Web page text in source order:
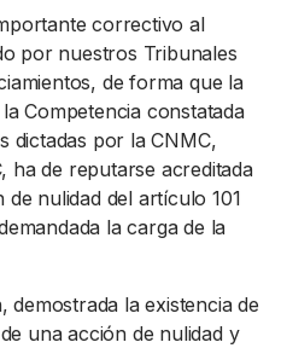
correctivo al
por nuestros Tribunales
de forma que la
Competencia constatada
dictadas por la CNMC,
ha de reputarse acreditada
nulidad del artículo 101
la carga de la
la existencia de
una acción de nulidad y